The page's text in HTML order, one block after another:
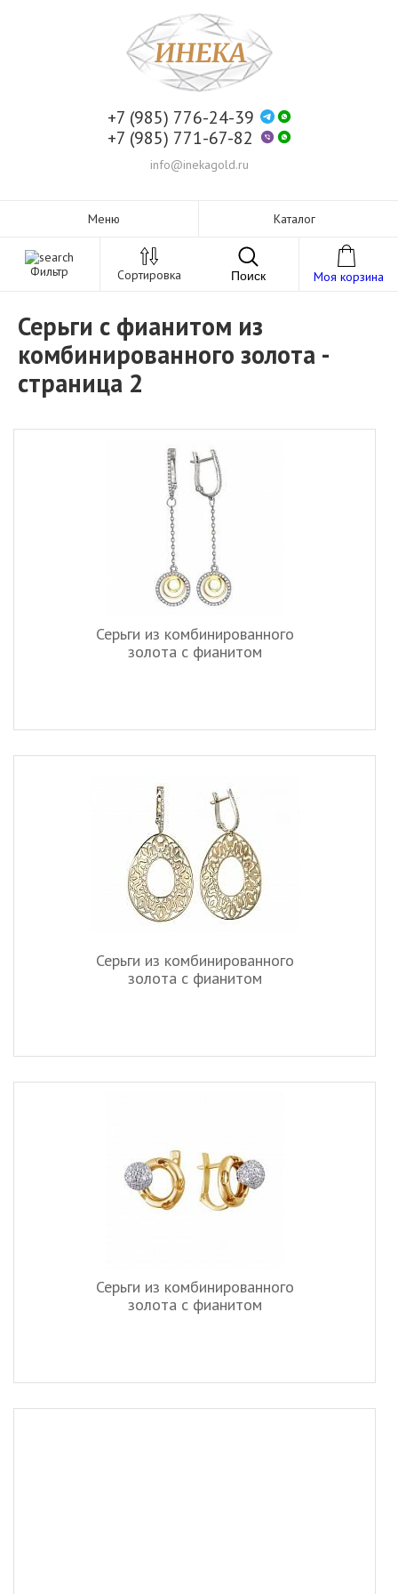
+7 (985) 776-24-39
+7 (985) 771-67-82
info@inekagold.ru
Меню Каталог
Фильтр Сортировка Поиск Моя корзина
Серьги с фианитом из
комбинированного золота -
страница 2
Серьги из комбинированного
золота c фианитом
Серьги из комбинированного
золота c фианитом
Серьги из комбинированного
золота c фианитом